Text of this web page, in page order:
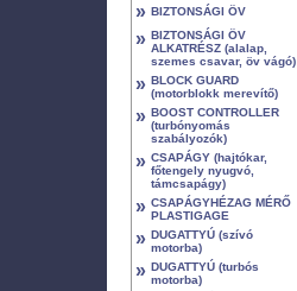
» BIZTONSÁGI ÖV
» BIZTONSÁGI ÖV
ALKATRÉSZ (alalap,
szemes csavar, öv vágó)
» BLOCK GUARD
(motorblokk merevítő)
» BOOST CONTROLLER
(turbónyomás
szabályozók)
» CSAPÁGY (hajtókar,
főtengely nyugvó,
támcsapágy)
» CSAPÁGYHÉZAG MÉRŐ
PLASTIGAGE
» DUGATTYÚ (szívó
motorba)
» DUGATTYÚ (turbós
motorba)